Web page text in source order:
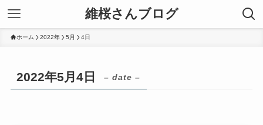
維桜さんブログ
ホーム 2022年 5月 4日
2022年5月4日 – date –